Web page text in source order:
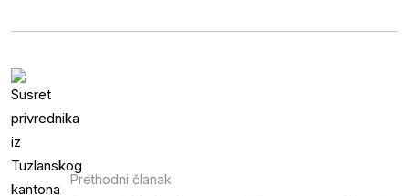
Prethodni članak